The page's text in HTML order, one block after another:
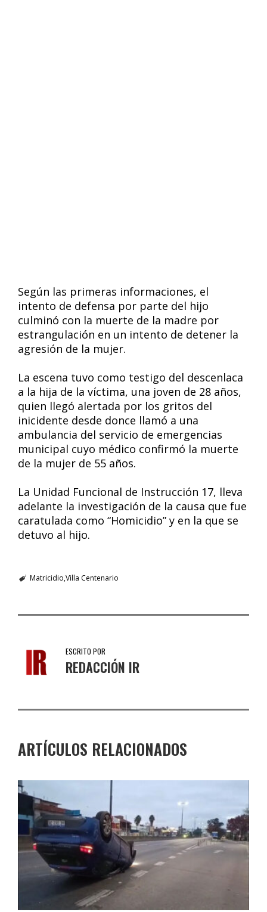
Según las primeras informaciones, el
intento de defensa por parte del hijo
culminó con la muerte de la madre por
estrangulación en un intento de detener la
agresión de la mujer.
La escena tuvo como testigo del descenlaca
a la hija de la víctima, una joven de 28 años,
quien llegó alertada por los gritos del
inicidente desde donce llamó a una
ambulancia del servicio de emergencias
municipal cuyo médico confirmó la muerte
de la mujer de 55 años.
La Unidad Funcional de Instrucción 17, lleva
adelante la investigación de la causa que fue
caratulada como “Homicidio” y en la que se
detuvo al hijo.
Matricidio Villa Centenario
ESCRITO POR
REDACCIÓN IR
ARTÍCULOS RELACIONADOS